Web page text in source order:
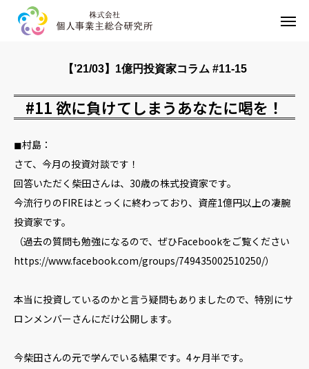
【’21/03】1億円投資家コラム #11-15
#11 欲に負けてしまうあなたに喝を！
◼︎村島：
さて、今月の投資対談です！
回答いただく柴田さんは、30歳の株式投資家です。
今流行りのFIREはとっくに終わっており、資産1億円以上の凄腕
投資家です。
（過去の質問も勉強になるので、ぜひFacebookをご覧ください
https://www.facebook.com/groups/749435002510250/）
本当に投資しているのかと言う疑問もありましたので、特別にサ
ロンメンバーさんにだけ公開します。
今柴田さんの元で学んでいる結果です。4ヶ月半です。
事業内容
お問い合わせ
プライバシーポリシー